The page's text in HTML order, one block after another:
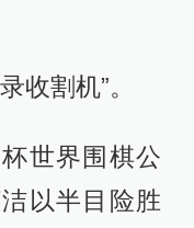
收割机”。
世界围棋公
以半目险胜